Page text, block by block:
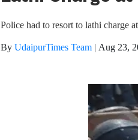
Police had to resort to lathi charge
By UdaipurTimes Team | Aug 23,